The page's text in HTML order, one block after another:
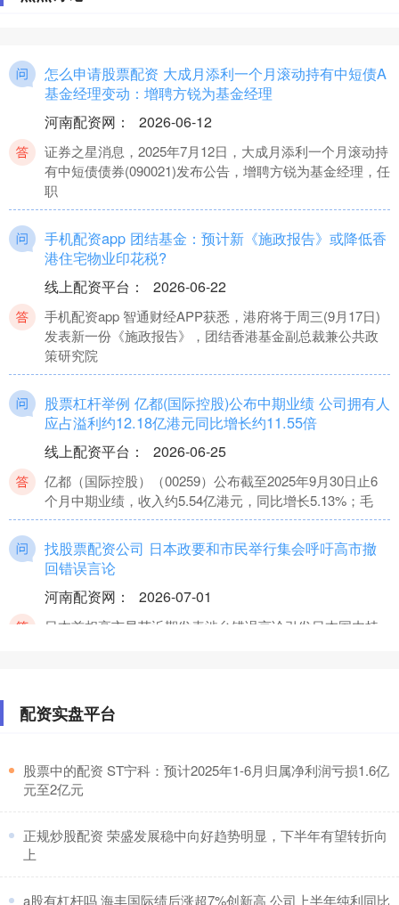
怎么申请股票配资 大成月添利一个月滚动持有中短债A
基金经理变动：增聘方锐为基金经理
河南配资网 ： 2026-06-12
证券之星消息，2025年7月12日，大成月添利一个月滚动持
有中短债债券(090021)发布公告，增聘方锐为基金经理，任
职
手机配资app 团结基金：预计新《施政报告》或降低香
港住宅物业印花税?
线上配资平台 ： 2026-06-22
手机配资app 智通财经APP获悉，港府将于周三(9月17日)
发表新一份《施政报告》，团结香港基金副总裁兼公共政
策研究院
股票杠杆举例 亿都(国际控股)公布中期业绩 公司拥有人
应占溢利约12.18亿港元同比增长约11.55倍
线上配资平台 ： 2026-06-25
亿都（国际控股）（00259）公布截至2025年9月30日止6
个月中期业绩，收入约5.54亿港元，同比增长5.13%；毛
找股票配资公司 日本政要和市民举行集会呼吁高市撤
回错误言论
河南配资网 ： 2026-07-01
日本首相高市早苗近期发表涉台错误言论引发日本国内持
那个股票平台好 自古以来能被冠以伟大的诗人，仅有
线上配资平台： 2026-07-15
中国古代会写诗的人太多了那个股票平台好，名篇也多得
气不够，光有名句
配资实盘平台
​股票中的配资 ST宁科：预计2025年1-6月归属净利润亏损1.6亿
元至2亿元
​正规炒股配资 荣盛发展稳中向好趋势明显，下半年有望转折向
上
​a股有杠杆吗 海丰国际绩后涨超7%创新高 公司上半年纯利同比